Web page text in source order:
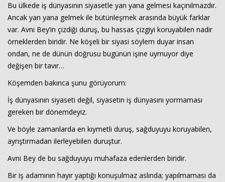
Bu ülkede iş dünyasının siyasetle yan yana gelmesi kaçınılmazdır.
Ancak yan yana gelmek ile bütünleşmek arasında büyük farklar
var. Avni Bey’in çizdiği duruş, bu hassas çizgiyi koruyabilen nadir
örneklerden biridir. Ne köşeli bir siyasi söylem duyar insan
ondan, ne de dünün doğrusu bugünün işine uymuyor diye
değişen bir tavır…
Köşemden bakınca şunu görüyorum:
İş dünyasının siyaseti değil, siyasetin iş dünyasını yormaması
gereken bir dönemdeyiz.
Ve böyle zamanlarda en kıymetli duruş, sağduyuyu koruyabilen,
ayrıştırmadan ilerleyebilen duruştur.
Avni Bey de bu sağduyuyu muhafaza edenlerden biridir.
Bir iş adamının hayır yaptığı konuşulmaz aslında; yapılmaması da